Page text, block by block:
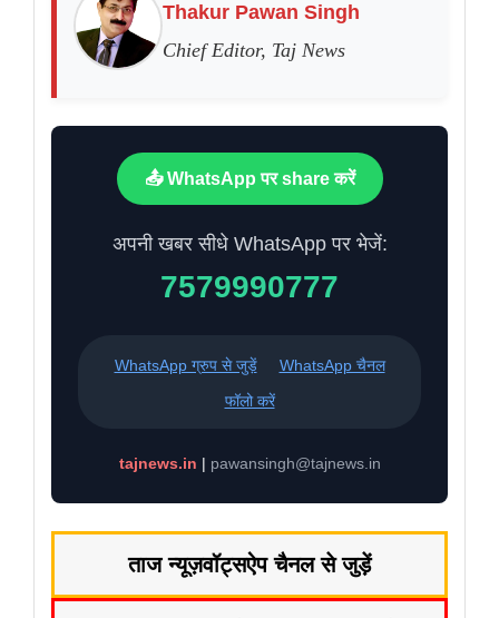
Thakur Pawan Singh
Chief Editor, Taj News
📤 WhatsApp पर share करें
अपनी खबर सीधे WhatsApp पर भेजें:
7579990777
WhatsApp ग्रुप से जुड़ें
WhatsApp चैनल
फॉलो करें
tajnews.in | pawansingh@tajnews.in
ताज न्यूज़वॉट्सऐप चैनल से जुड़ें